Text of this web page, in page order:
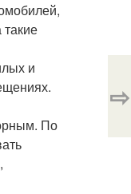
и
По
⇨